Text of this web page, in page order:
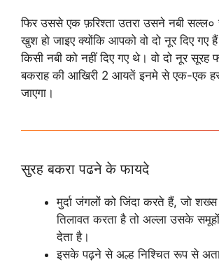
फिर उससे एक फ़रिश्ता उतरा उसने नबी
खुश हो जाइए क्योंकि आपको वो दो नूर दिए
किसी नबी को नहीं दिए गए थे। वो दो नूर सूरह
बकराह की आखिरी 2 आयतें इनमे से एक-एक
जाएगा।
सुरह बकरा पढने के फायदे
मुर्दा जंगलों को जिंदा करते हैं, जो
तिलावत करता है तो अल्ला उसके
देता है।
इसके पढ़ने से अल्ह निश्चित रूप से